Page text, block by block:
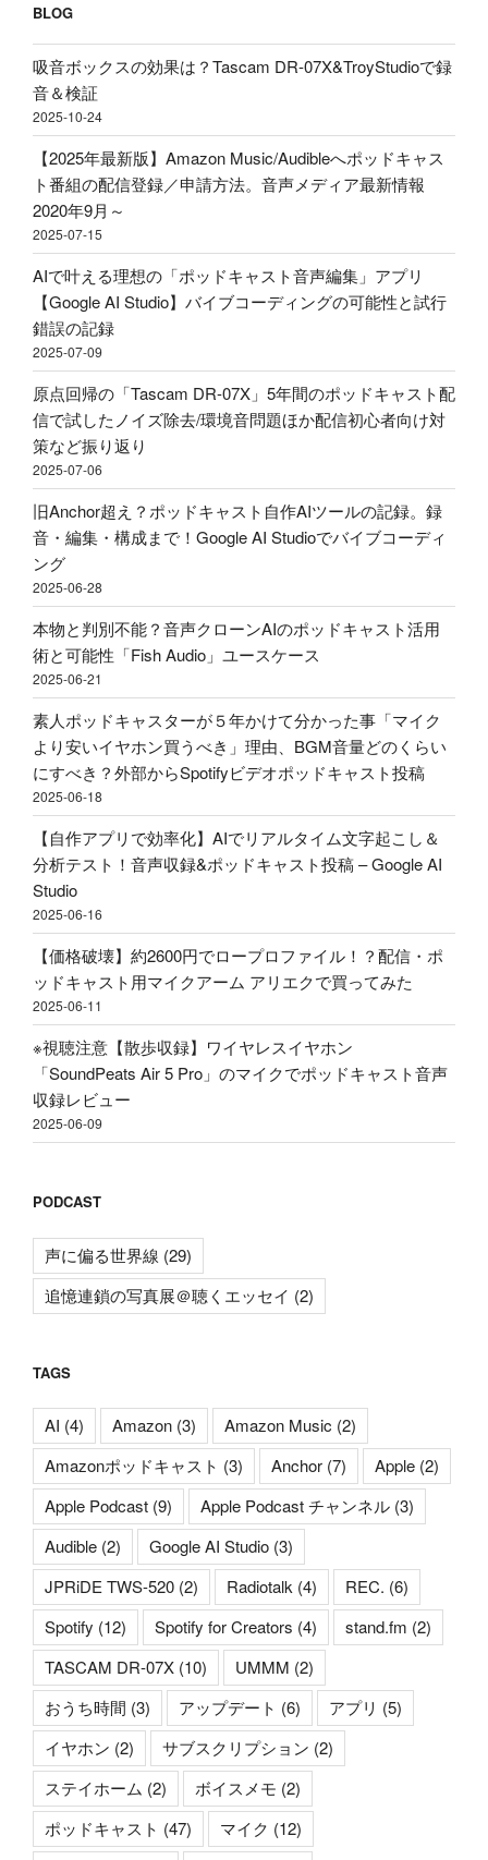
き」
理
由、
BGM
音
量
ど
の
く
ら
い
に
す
べ
き？
外
部
か
ら
Spotify
ビ
デ
オ
ポ
ッ
ド
キ
ャ
ス
ト
投
稿"
の
こ
し
＆
分
析
ス
ト！
音
声
収
録
&
ポ
ド
キ
ャ
ス
ト
投
稿
–
AI
Studio"
の
2600
円
で
ロ
ー
プ
ロ
フ
ァ
イ
ル！？
配
信・
ポ
ッ
ド
キ
ャ
ス
ト
用
マ
イ
ク
ア
ー
ム
ア
リ
エ
ク
で
買
っ
て
み
た"
の
BLOG
吸音ボックスの効果は？Tascam DR-07X&TroyStudioで録
音＆検証
2025-10-24
【2025年最新版】Amazon Music/Audibleへポッドキャス
ト番組の配信登録／申請方法。音声メディア最新情報
2020年9月～
2025-07-15
AIで叶える理想の「ポッドキャスト音声編集」アプリ
【Google AI Studio】バイブコーディングの可能性と試行
錯誤の記録
2025-07-09
原点回帰の「Tascam DR-07X」5年間のポッドキャスト配
信で試したノイズ除去/環境音問題ほか配信初心者向け対
策など振り返り
2025-07-06
旧Anchor超え？ポッドキャスト自作AIツールの記録。録
音・編集・構成まで！Google AI Studioでバイブコーディ
ング
2025-06-28
本物と判別不能？音声クローンAIのポッドキャスト活用
術と可能性「Fish Audio」ユースケース
2025-06-21
素人ポッドキャスターが５年かけて分かった事「マイク
より安いイヤホン買うべき」理由、BGM音量どのくらい
にすべき？外部からSpotifyビデオポッドキャスト投稿
2025-06-18
【自作アプリで効率化】AIでリアルタイム文字起こし＆
分析テスト！音声収録&ポッドキャスト投稿 – Google AI
Studio
2025-06-16
【価格破壊】約2600円でロープロファイル！？配信・ポ
ッドキャスト用マイクアーム アリエクで買ってみた
2025-06-11
※視聴注意【散歩収録】ワイヤレスイヤホン
「SoundPeats Air 5 Pro」のマイクでポッドキャスト音声
収録レビュー
2025-06-09
PODCAST
声に偏る世界線 (29)
追憶連鎖の写真展＠聴くエッセイ (2)
TAGS
AI (4) Amazon (3) Amazon Music (2)
Amazonポッドキャスト (3) Anchor (7) Apple (2)
Apple Podcast (9) Apple Podcast チャンネル (3)
Audible (2) Google AI Studio (3)
JPRiDE TWS-520 (2) Radiotalk (4) REC. (6)
Spotify (12) Spotify for Creators (4) stand.fm (2)
TASCAM DR-07X (10) UMMM (2)
おうち時間 (3) アップデート (6) アプリ (5)
イヤホン (2) サブスクリプション (2)
ステイホーム (2) ボイスメモ (2)
ポッドキャスト (47) マイク (12)